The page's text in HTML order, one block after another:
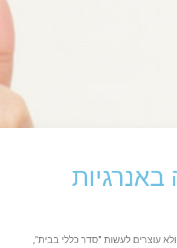
באנרגיות
עוצרים לעשות "סדר כללי בבית",